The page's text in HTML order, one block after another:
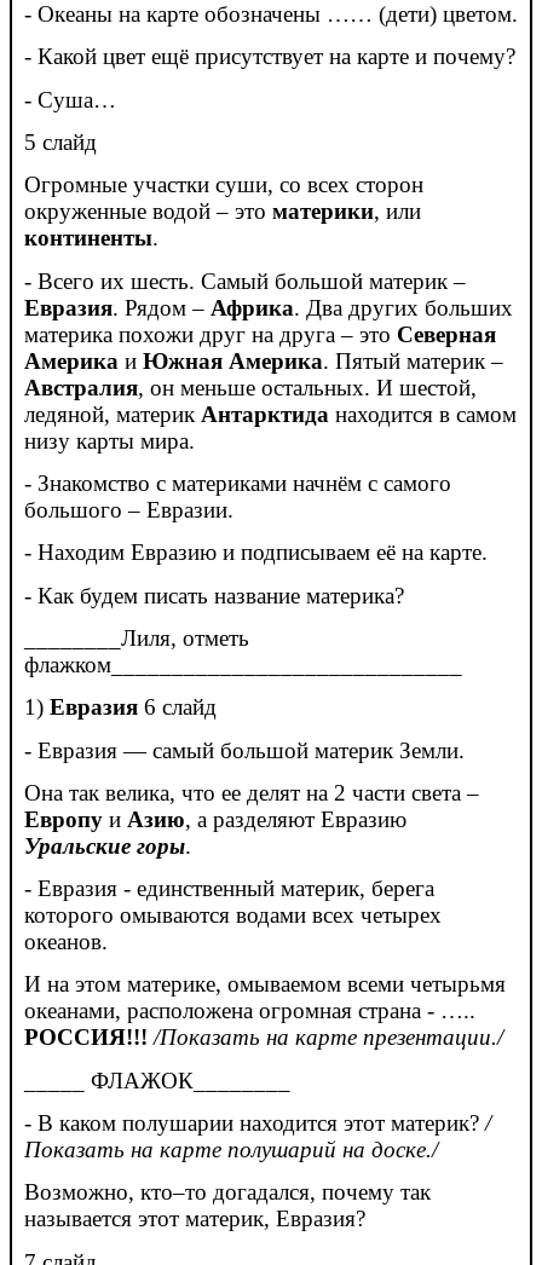
- Океаны на карте обозначены …… (дети) цветом.
- Какой цвет ещё присутствует на карте и почему?
- Суша…
5 слайд
Огромные участки суши, со всех сторон
окруженные водой – это материки, или
континенты.
- Всего их шесть. Самый большой материк –
Евразия. Рядом – Африка. Два других больших
материка похожи друг на друга – это Северная
Америка и Южная Америка. Пятый материк –
Австралия, он меньше остальных. И шестой,
ледяной, материк Антарктида находится в самом
низу карты мира.
- Знакомство с материками начнём с самого
большого – Евразии.
- Находим Евразию и подписываем её на карте.
- Как будем писать название материка?
________Лиля, отметь
флажком_____________________________
1) Евразия 6 слайд
- Евразия — самый большой материк Земли.
Она так велика, что ее делят на 2 части света –
Европу и Азию, а разделяют Евразию
Уральские горы.
- Евразия - единственный материк, берега
которого омываются водами всех четырех
океанов.
И на этом материке, омываемом всеми четырьмя
океанами, расположена огромная страна - …..
РОССИЯ!!!/Показать на карте презентации./
ФЛАЖОК_
- В каком полушарии находится этот материк?/
Показать на карте полушарий на доске./
Возможно, кто–то догадался, почему так
называется этот материк, Евразия?